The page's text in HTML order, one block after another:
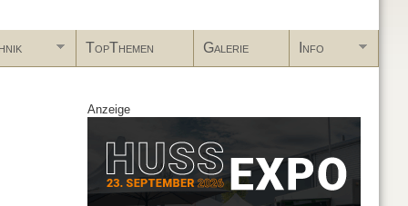
TopThemen Galerie Info
Anzeige